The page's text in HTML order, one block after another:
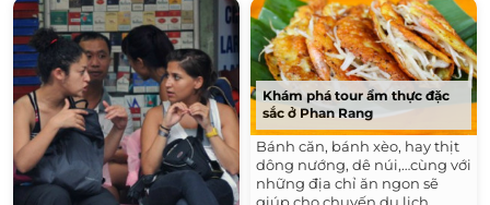
Khám phá tour ẩm thực đặc
sắc ở Phan Rang
Bánh căn, bánh xèo, hay thịt
dông nướng, dê núi,…cùng với
những địa chỉ ăn ngon sẽ